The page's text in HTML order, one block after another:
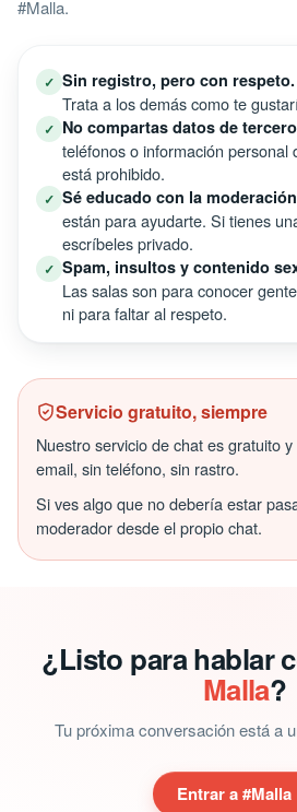
#Malla.
✓ Sin registro, pero con respeto.
Trata a los demás como te
✓ No compartas datos de
teléfonos o información
está prohibido.
✓ Sé educado con la
están para ayudarte. Si tienes
escríbeles privado.
✓ Spam, insultos y contenido
Las salas son para conocer
ni para faltar al respeto.
Servicio gratuito, siempre
Nuestro servicio de chat es gratuito
email, sin teléfono, sin rastro.
Si ves algo que no debería estar
moderador desde el propio chat.
¿Listo para hablar
Malla?
Tu próxima conversación está a
Entrar a